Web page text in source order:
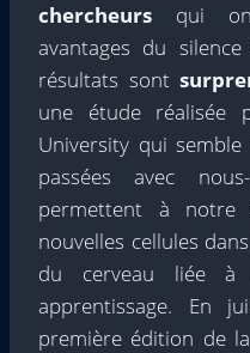
chercheurs qui
avantages du
résultats sont
une étude réalisée
University qui
passées avec
permettent à notre
nouvelles cellules
du cerveau liée à
apprentissage. En
première édition de